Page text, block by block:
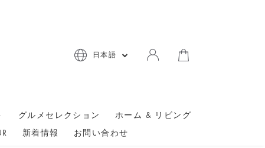
日本語
グルメセレクション ホーム & リビング
新着情報 お問い合わせ